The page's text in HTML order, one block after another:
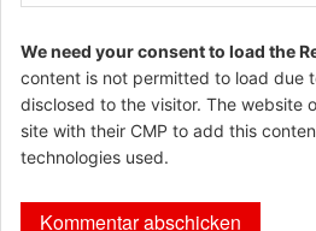
We need your consent to load the
content is not permitted to load due
disclosed to the visitor. The website
site with their CMP to add this
technologies used.